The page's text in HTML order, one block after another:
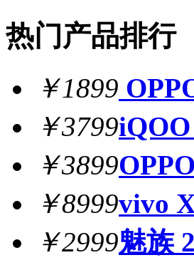
热门产品排行
￥1899
￥3799iQOO
￥3899
￥8999vivo
￥2999魅族